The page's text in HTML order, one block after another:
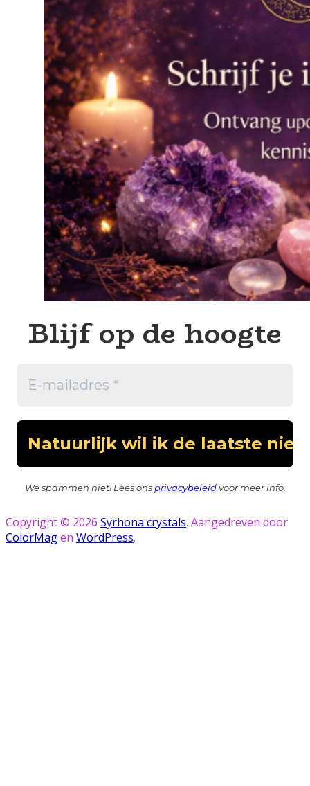
Blijf op de hoogte
We spammen niet! Lees ons privacybeleidvoor meer info.
Copyright © 2026 Syrhona crystals. Aangedreven door
ColorMagen WordPress.